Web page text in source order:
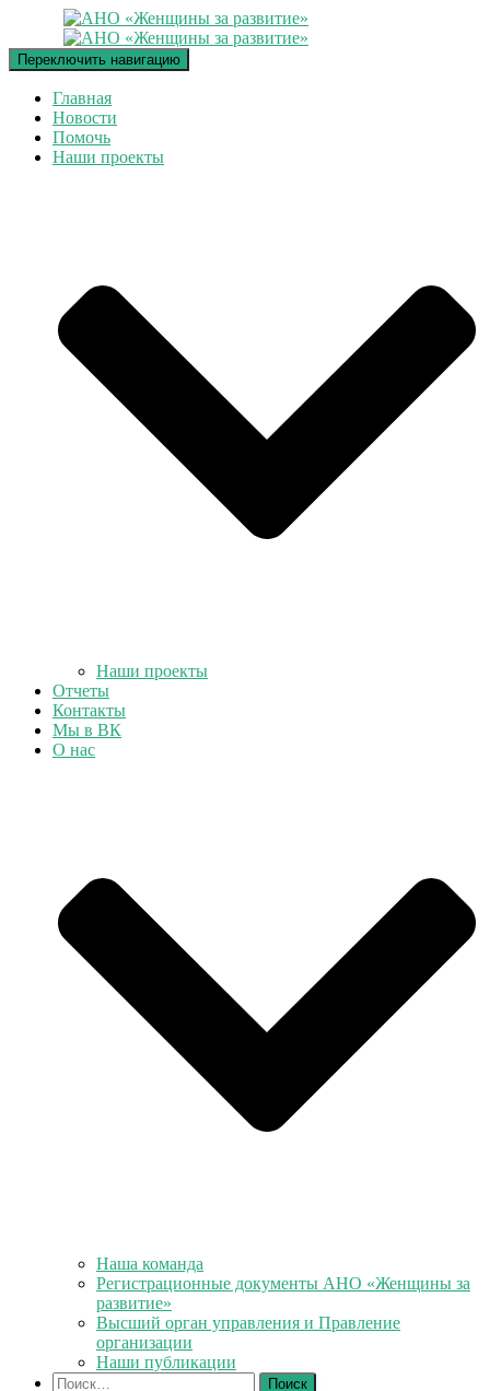
Переключить навигацию
Главная
Новости
Помочь
Наши проекты
Наши проекты
Отчеты
Контакты
Мы в ВК
О нас
Наша команда
Регистрационные документы АНО «Женщины за
развитие»
Высший орган управления и Правление
организации
Наши публикации
Найти: